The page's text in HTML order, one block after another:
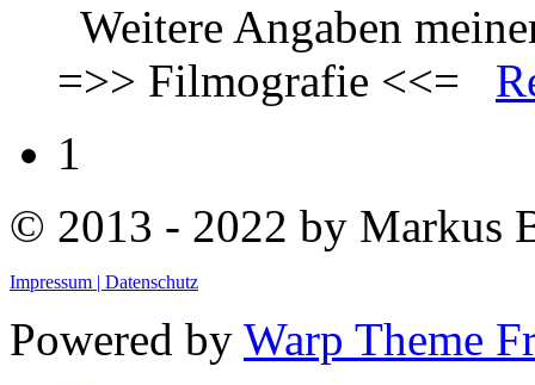
Weitere Angaben
=>> Filmografie <<=
1
© 2013 - 2022 by Markus
Impressum | Datenschutz
Powered by Warp Theme